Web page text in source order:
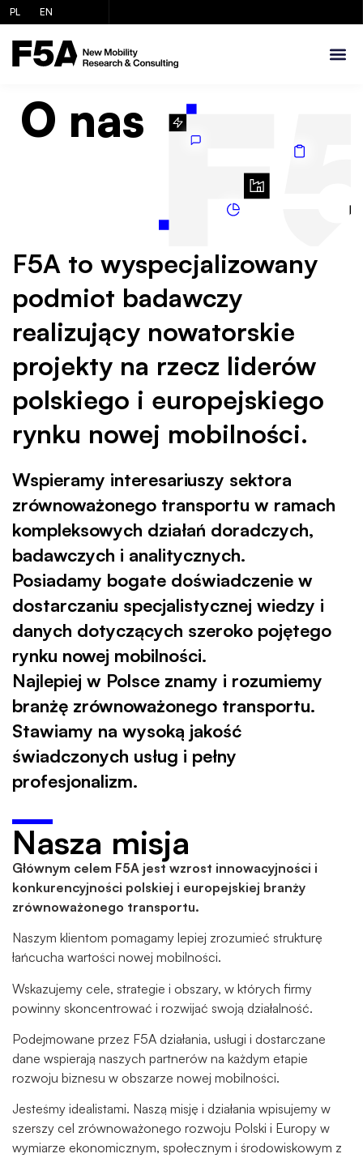
PL EN
O nas
F5A to wyspecjalizowany
podmiot badawczy
realizujący nowatorskie
projekty na rzecz liderów
polskiego i europejskiego
rynku nowej mobilności.
Wspieramy interesariuszy sektora
zrównoważonego transportu w ramach
kompleksowych działań doradczych,
badawczych i analitycznych.
Posiadamy bogate doświadczenie w
dostarczaniu specjalistycznej wiedzy i
danych dotyczących szeroko pojętego
rynku nowej mobilności.
Najlepiej w Polsce znamy i rozumiemy
branżę zrównoważonego transportu.
Stawiamy na wysoką jakość
świadczonych usług i pełny
profesjonalizm.
Nasza misja
Głównym celem F5A jest wzrost innowacyjności i
konkurencyjności polskiej i europejskiej branży
zrównoważonego transportu.
Naszym klientom pomagamy lepiej zrozumieć strukturę
łańcucha wartości nowej mobilności.
Wskazujemy cele, strategie i obszary, w których firmy
powinny skoncentrować i rozwijać swoją działalność.
Podejmowane przez F5A działania, usługi i dostarczane
dane wspierają naszych partnerów na każdym etapie
rozwoju biznesu w obszarze nowej mobilności.
Jesteśmy idealistami. Naszą misję i działania wpisujemy w
szerszy cel zrównoważonego rozwoju Polski i Europy w
wymiarze ekonomicznym, społecznym i środowiskowym z